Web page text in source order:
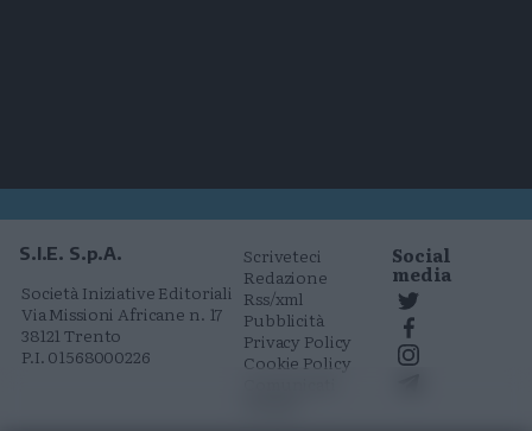
S.I.E. S.p.A.
Società Iniziative Editoriali
Via Missioni Africane n. 17
38121 Trento
P.I. 01568000226
Scriveteci
Redazione
Rss/xml
Pubblicità
Privacy Policy
Cookie Policy
Social
media